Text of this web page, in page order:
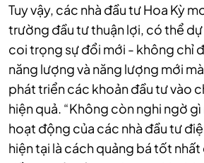
Tuy vậy, các nhà đầu tư Hoa Kỳ
trường đầu tư thuận lợi, có thể
coi trọng sự đổi mới - không chỉ
năng lượng và năng lượng mới
phát triển các khoản đầu tư vào
hiện quả. “Không còn nghi ngờ
hoạt động của các nhà đầu tư
hiện tại là cách quảng bá tốt